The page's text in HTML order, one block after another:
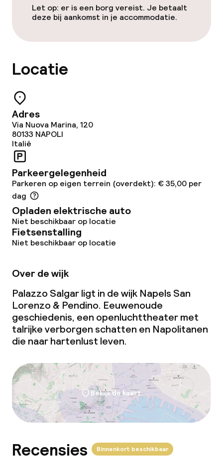
Schoonmaakvoorzieningen
Zakelijke faciliteiten
Beleid
Overal rookvrij
Let op: er is een borg vereist. Je betaalt
deze bij aankomst in je accommodatie.
Locatie
Adres
Via Nuova Marina, 120
80133 NAPOLI
Italië
Parkeergelegenheid
Parkeren op eigen terrein (overdekt): € 35,00 per
dag
Opladen elektrische auto
Niet beschikbaar op locatie
Fietsenstalling
Niet beschikbaar op locatie
Over de wijk
Palazzo Salgar ligt in de wijk Napels San
Lorenzo & Pendino. Eeuwenoude
geschiedenis, een openluchttheater met
talrijke verborgen schatten en Napolitanen
die naar hartenlust leven.
Bekijk de kaart
Recensies Binnenkort beschikbaar